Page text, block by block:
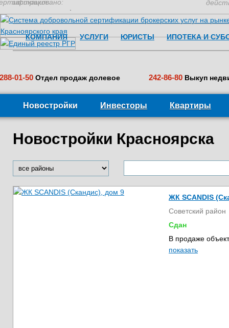
застраховано:
КОМПАНИЯ УСЛУГИ ЮРИСТЫ ИПОТЕКА И
288-01-50 Отдел продаж долевое 242-86-80 Выкуп
Новостройки Инвесторы Квартиры
Новостройки Красноярска
ЖК SCANDIS
Советский район
Сдан
В продаже
показать